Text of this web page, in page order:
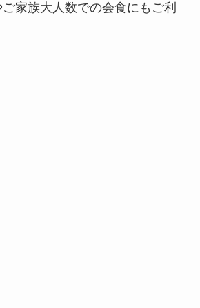
家族大人数での会食にもご利